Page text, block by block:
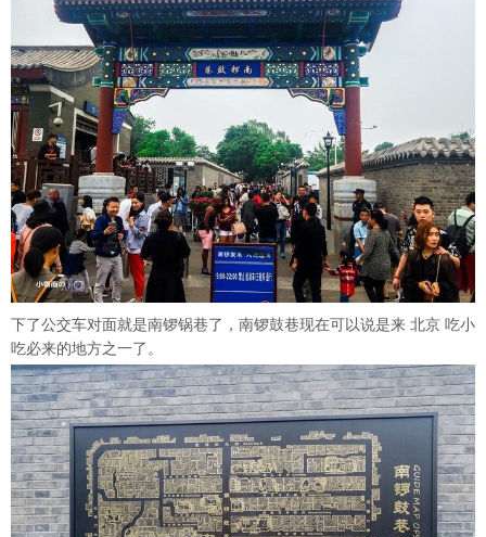
下了公交车对面就是南锣锅巷了，南锣鼓巷现在可以说是来 北京 吃小
吃必来的地方之一了。